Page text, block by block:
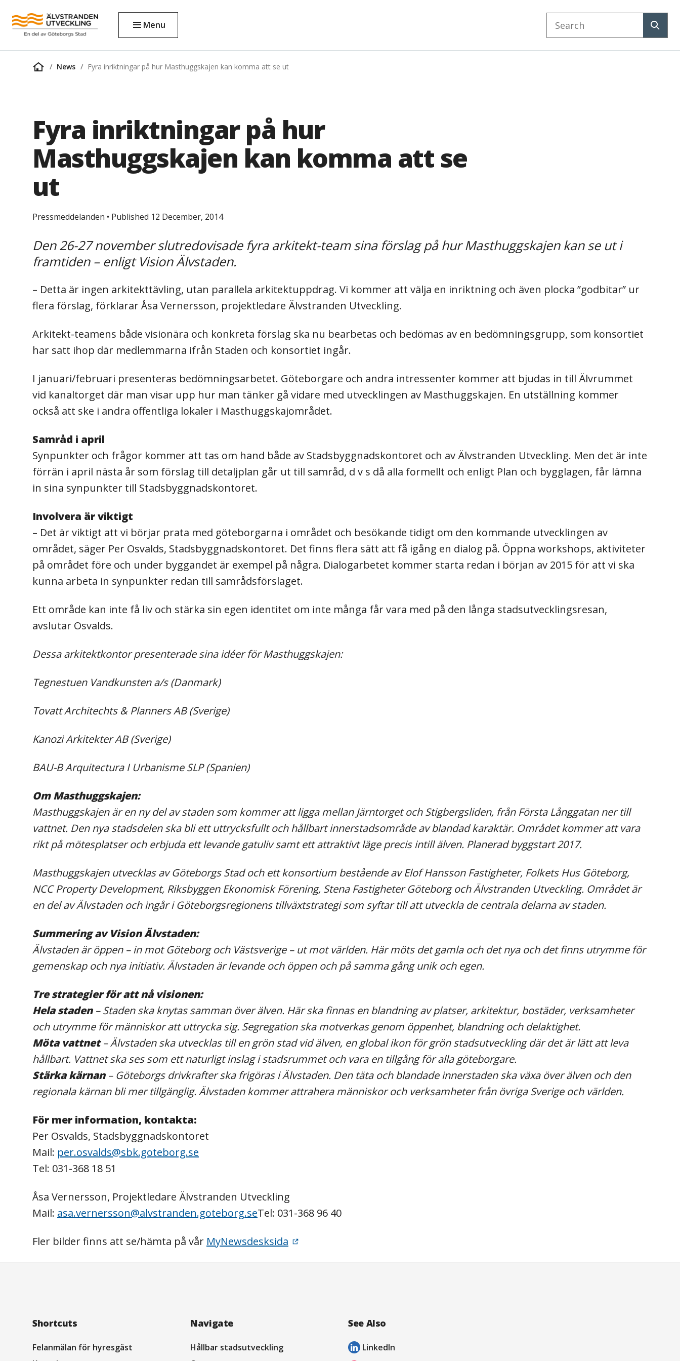
Menu
website
Search
Home
News Fyra inriktningar på hur Masthuggskajen kan komma att se ut
Fyra inriktningar på hur
Masthuggskajen kan komma att se
ut
Pressmeddelanden • Published 12 December, 2014
Den 26-27 november slutredovisade fyra arkitekt-team sina förslag på hur Masthuggskajen kan se ut i
framtiden – enligt Vision Älvstaden.
– Detta är ingen arkitekttävling, utan parallela arkitektuppdrag. Vi kommer att välja en inriktning och även plocka ”godbitar” ur
flera förslag, förklarar Åsa Vernersson, projektledare Älvstranden Utveckling.
Arkitekt-teamens både visionära och konkreta förslag ska nu bearbetas och bedömas av en bedömningsgrupp, som konsortiet
har satt ihop där medlemmarna ifrån Staden och konsortiet ingår.
I januari/februari presenteras bedömningsarbetet. Göteborgare och andra intressenter kommer att bjudas in till Älvrummet
vid kanaltorget där man visar upp hur man tänker gå vidare med utvecklingen av Masthuggskajen. En utställning kommer
också att ske i andra offentliga lokaler i Masthuggskajområdet.
Samråd i april
Synpunkter och frågor kommer att tas om hand både av Stadsbyggnadskontoret och av Älvstranden Utveckling. Men det är inte
förrän i april nästa år som förslag till detaljplan går ut till samråd, d v s då alla formellt och enligt Plan och bygglagen, får lämna
in sina synpunkter till Stadsbyggnadskontoret.
Involvera är viktigt
– Det är viktigt att vi börjar prata med göteborgarna i området och besökande tidigt om den kommande utvecklingen av
området, säger Per Osvalds, Stadsbyggnadskontoret. Det finns flera sätt att få igång en dialog på. Öppna workshops, aktiviteter
på området före och under byggandet är exempel på några. Dialogarbetet kommer starta redan i början av 2015 för att vi ska
kunna arbeta in synpunkter redan till samrådsförslaget.
Ett område kan inte få liv och stärka sin egen identitet om inte många får vara med på den långa stadsutvecklingsresan,
avslutar Osvalds.
Dessa arkitektkontor presenterade sina idéer för Masthuggskajen:
Tegnestuen Vandkunsten a/s (Danmark)
Tovatt Architechts & Planners AB (Sverige)
Kanozi Arkitekter AB (Sverige)
BAU-B Arquitectura I Urbanisme SLP (Spanien)
Om Masthuggskajen:
Masthuggskajen är en ny del av staden som kommer att ligga mellan Järntorget och Stigbergsliden, från Första Långgatan ner till
vattnet. Den nya stadsdelen ska bli ett uttrycksfullt och hållbart innerstadsområde av blandad karaktär. Området kommer att vara
rikt på mötesplatser och erbjuda ett levande gatuliv samt ett attraktivt läge precis intill älven. Planerad byggstart 2017.
Masthuggskajen utvecklas av Göteborgs Stad och ett konsortium bestående av Elof Hansson Fastigheter, Folkets Hus Göteborg,
NCC Property Development, Riksbyggen Ekonomisk Förening, Stena Fastigheter Göteborg och Älvstranden Utveckling. Området är
en del av Älvstaden och ingår i Göteborgsregionens tillväxtstrategi som syftar till att utveckla de centrala delarna av staden.
Summering av Vision Älvstaden:
Älvstaden är öppen – in mot Göteborg och Västsverige – ut mot världen. Här möts det gamla och det nya och det finns utrymme för
gemenskap och nya initiativ. Älvstaden är levande och öppen och på samma gång unik och egen.
Tre strategier för att nå visionen:
Hela staden– Staden ska knytas samman över älven. Här ska finnas en blandning av platser, arkitektur, bostäder, verksamheter
och utrymme för människor att uttrycka sig. Segregation ska motverkas genom öppenhet, blandning och delaktighet.
Möta vattnet– Älvstaden ska utvecklas till en grön stad vid älven, en global ikon för grön stadsutveckling där det är lätt att leva
hållbart. Vattnet ska ses som ett naturligt inslag i stadsrummet och vara en tillgång för alla göteborgare.
Stärka kärnan– Göteborgs drivkrafter ska frigöras i Älvstaden. Den täta och blandade innerstaden ska växa över älven och den
regionala kärnan bli mer tillgänglig. Älvstaden kommer attrahera människor och verksamheter från övriga Sverige och världen.
För mer information, kontakta:
Per Osvalds, Stadsbyggnadskontoret
Mail: per.osvalds@sbk.goteborg.se
Tel: 031-368 18 51
Åsa Vernersson, Projektledare Älvstranden Utveckling
Mail: asa.vernersson@alvstranden.goteborg.seTel: 031-368 96 40
Fler bilder finns att se/hämta på vår MyNewsdesksida
Footer
Shortcuts
Felanmälan för hyresgäst
Navigate
Hållbar stadsutveckling
See Also
LinkedIn
opens